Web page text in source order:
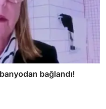
bağlandı!